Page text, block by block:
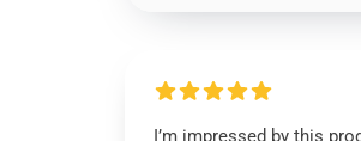
I’m impressed by this